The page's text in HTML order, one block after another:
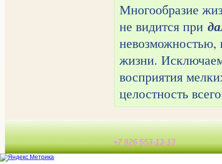
Многообразие
не видится при
невозможностью,
жизни.
восприятия
целостность
+7 926 553-13-13